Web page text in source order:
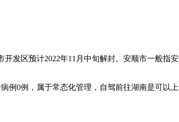
发区预计2022年11月中旬解封。安顺市一般指
例0例，属于常态化管理，自驾前往湖南是可以